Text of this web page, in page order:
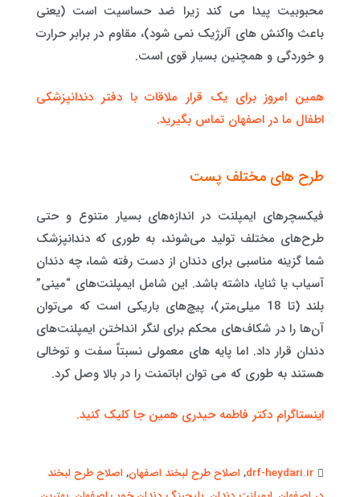
محبوبیت پیدا می کند زیرا ضد حساسیت است (یعنی
باعث واکنش های آلرژیک نمی شود)، مقاوم در برابر حرارت
و خوردگی و همچنین بسیار قوی است.
همین امروز برای یک قرار ملاقات با دفتر دندانپزشکی
اطفال ما در اصفهان تماس بگیرید.
طرح های مختلف پست
فیکسچرهای ایمپلنت در اندازه‌های بسیار متنوع و حتی
طرح‌های مختلف تولید می‌شوند، به طوری که دندانپزشک
شما گزینه مناسبی برای دندان از دست رفته شما، چه دندان
آسیاب یا ثنایا، داشته باشد. این شامل ایمپلنت‌های “مینی”
بلند (تا 18 میلی‌متر)، پیچ‌های باریکی است که می‌توان
آن‌ها را در شکاف‌های محکم برای لنگر انداختن ایمپلنت‌های
دندان قرار داد. اما پایه های معمولی نسبتاً سفت و توخالی
هستند به طوری که می توان اباتمنت را در بالا وصل کرد.
اینستاگرام دکتر فاطمه حیدری همین جا کلیک کنید.
drf-heydari.ir
,اصلاح طرح لبخند اصفهان,اصلاح طرح لبخند